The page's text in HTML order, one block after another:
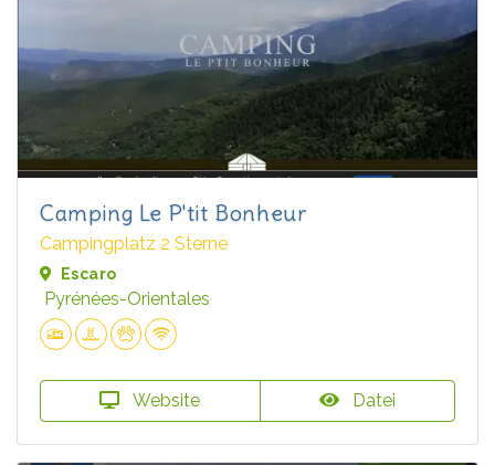
Camping Le P'tit Bonheur
Campingplatz 2 Sterne
Escaro
Pyrénées-Orientales
Website Datei